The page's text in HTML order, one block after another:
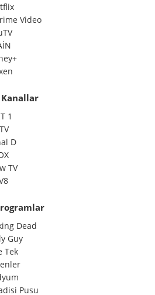
Video
1
D
TV
Dead
Guy
Tek
Pusu